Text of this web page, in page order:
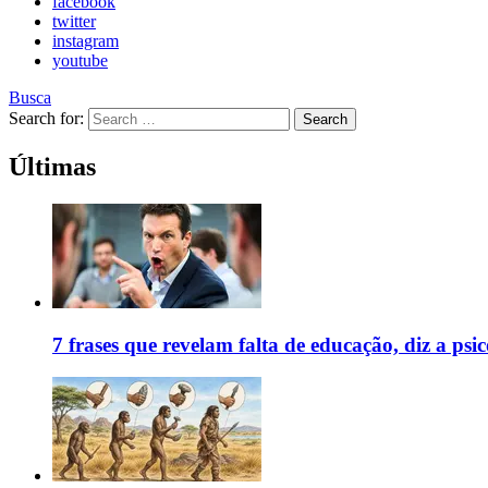
twitter
instagram
youtube
Busca
Search for:
Search
Últimas
7 frases que revelam falta de educação, diz a